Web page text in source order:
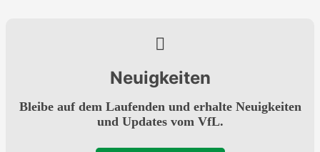
Neuigkeiten
Bleibe auf dem Laufenden und erhalte Neuigkeiten
und Updates vom VfL.